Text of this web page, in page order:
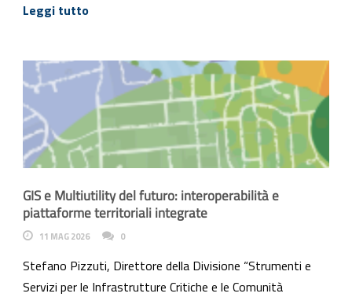
Leggi tutto
GIS e Multiutility del futuro: interoperabilità e
piattaforme territoriali integrate
11 MAG 2026 0
Stefano Pizzuti, Direttore della Divisione “Strumenti e
Servizi per le Infrastrutture Critiche e le Comunità